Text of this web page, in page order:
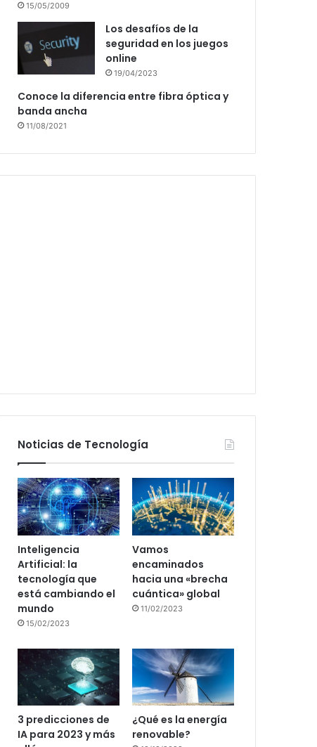
15/05/2009
Los desafíos de la
seguridad en los juegos
online
19/04/2023
Conoce la diferencia entre fibra óptica y
banda ancha
11/08/2021
Noticias de Tecnología
Inteligencia
Artificial: la
tecnología que
está cambiando el
mundo
15/02/2023
Vamos
encaminados
hacia una «brecha
cuántica» global
11/02/2023
3 predicciones de
IA para 2023 y más
¿Qué es la energía
renovable?